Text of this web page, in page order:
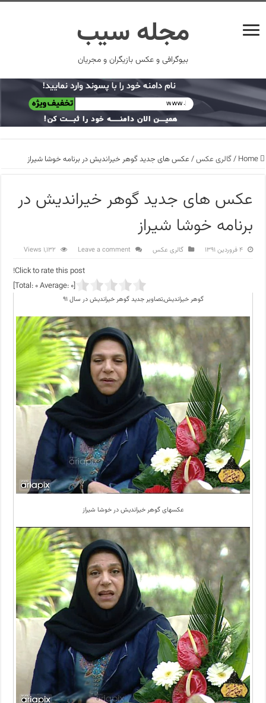
مجله سیب
بیوگرافی و عکس بازیگران و مجریان
Home
/گالری عکس/ عکس های جدید گوهر خیراندیش در برنامه خوشا شیراز
عکس های جدید گوهر خیراندیش در
برنامه خوشا شیراز
۴ فروردین ۱۳۹۱ گالری عکس Leave a comment
1,132 Views
Click to rate this post!
[Total:
0Average: 0
]
گوهر خیراندیش,تصاویر جدید گوهر خیراندیش در سال ۹۱
عکسهای گوهر خیراندیش در خوشا شیراز